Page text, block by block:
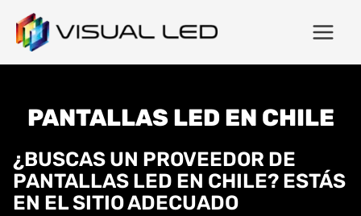
PANTALLAS LED EN CHILE
¿BUSCAS UN PROVEEDOR DE
PANTALLAS LED EN CHILE? ESTÁS
EN EL SITIO ADECUADO